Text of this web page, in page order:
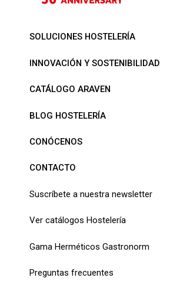
SOLUCIONES HOSTELERÍA
INNOVACIÓN Y SOSTENIBILIDAD
CATÁLOGO ARAVEN
BLOG HOSTELERÍA
CONÓCENOS
CONTACTO
Suscríbete a nuestra newsletter
Ver catálogos Hostelería
Gama Herméticos Gastronorm
Preguntas frecuentes